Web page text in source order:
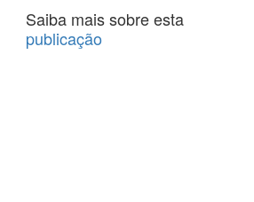
Saiba mais sobre esta
publicação